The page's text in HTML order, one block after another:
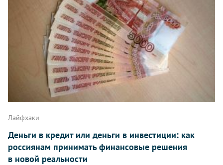
Лайфхаки
Деньги в кредит или деньги в инвестиции: как
россиянам принимать финансовые решения
в новой реальности